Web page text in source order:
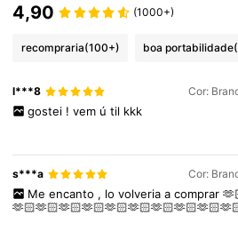
4,90 (1000+)
recompraria(100+) boa portabilidade
l***8 Cor:
gostei ! vem ú til kkk
s***a Cor:
Me encanto , lo volveria a comprar